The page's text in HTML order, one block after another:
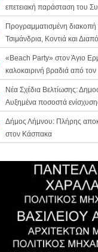
επετειακή παράσταση του
Προγραμματισμένη διακοπή
Τσιμάνδρια, Κοντιά και
«Beach Party» στον Άγιο
καλοκαιρινή βραδιά από τον
Νέα Σχέδια Βελτίωσης:
Αυξημένα ποσοστά
Δήμος Λήμνου: Πλήρης
στον Κάσπακα